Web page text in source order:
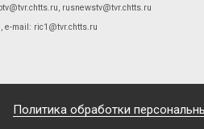
rusnewstv@tvr.chtts.ru
е-mail: ric1@tvr.chtts.ru
Политика обработки